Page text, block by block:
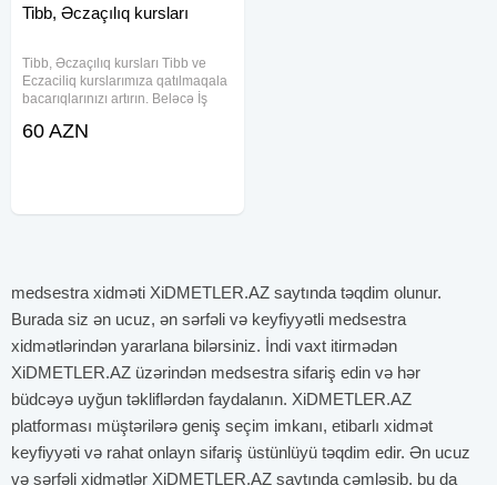
Tibb, Əczaçılıq kursları
Tibb, Əczaçılıq kursları Tibb ve
Eczaciliq kurslarımıza qatılmaqala
bacarıqlarınızı artırın. Beləcə İş
Əczaçılıq kursu aylığı Tibb kursu
60 AZN
medsestra xidməti XiDMETLER.AZ saytında təqdim olunur.
Burada siz ən ucuz, ən sərfəli və keyfiyyətli medsestra
xidmətlərindən yararlana bilərsiniz. İndi vaxt itirmədən
XiDMETLER.AZ üzərindən medsestra sifariş edin və hər
büdcəyə uyğun təkliflərdən faydalanın. XiDMETLER.AZ
platforması müştərilərə geniş seçim imkanı, etibarlı xidmət
keyfiyyəti və rahat onlayn sifariş üstünlüyü təqdim edir. Ən ucuz
və sərfəli xidmətlər XiDMETLER.AZ saytında cəmləşib, bu da